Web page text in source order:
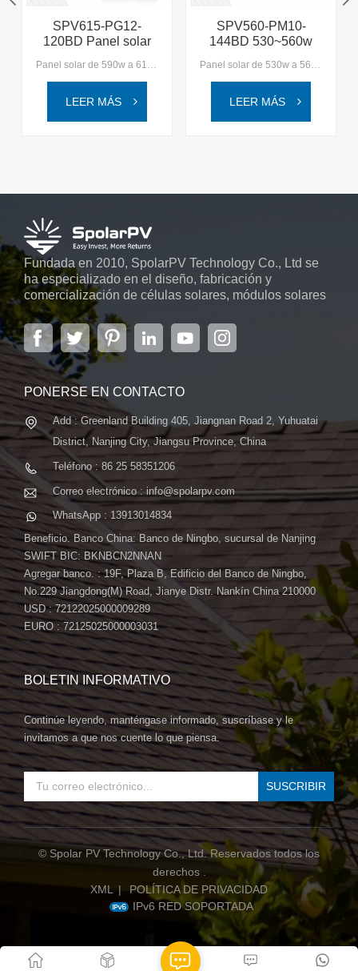
SPV615-PG12-
120BD Panel solar
590~615w
Panel solar de 590w a 615w 丨 Vidrio de doble carga mecánica altaIngrese al mundo de SpolarPV, donde la tecnología y la naturaleza se unen, ofreciéndole soluciones solares de alta calidad diseñadas para el mundo moderno.
LEER MÁS
SPV560-PM10-
144BD 530~560w
vidrio
Panel solar de 530w a 560w 丨 Vidrio de doble carga mecánica altaIngrese al mundo de SpolarPV, donde la tecnología y la naturaleza se unen, ofreciéndole soluciones solares de alta calidad diseñadas para el mundo moderno.
LEER MÁS
Fundada en 2010, SpolarPV Technology Co., Ltd se
ha especializado en el diseño, fabricación y
comercialización de células solares, módulos solares
y sistemas de energía solar. La empresa, ubicada en
la capital de la provincia de Jiangsu, Nanjing, con una
superficie de 6.000 m2, cuenta con sistemas
automáticos avanzados...
PONERSE EN CONTACTO
Add : Greenland Building 405, Jiangnan Road 2, Yuhuatai
District, Nanjing City, Jiangsu Province, China
Teléfono : 86 25 58351206
Correo electrónico : info@spolarpv.com
WhatsApp : 13913014834
Beneficio. Banco China: Banco de Ningbo, sucursal de Nanjing
SWIFT BIC: BKNBCN2NNAN
Agregar banco. : 19F, Plaza B, Edificio del Banco de Ningbo,
No.229 Jiangdong(M) Road, Jianye Distr. Nankín China 210000
USD : 72122025000009289
EURO : 72125025000003031
BOLETIN INFORMATIVO
Continúe leyendo, manténgase informado, suscríbase y le
invitamos a que nos cuente lo que piensa.
© Spolar PV Technology Co., Ltd. Reservados todos los
derechos .
XML |
POLÍTICA DE PRIVACIDAD
IPv6 RED SOPORTADA